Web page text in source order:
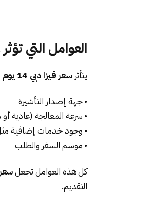
العوامل التي تؤثر
يتأثرسعر فيزا دبي 14 يوم
• جهة إصدار التأشيرة
• سرعة المعالجة (عادية
• وجود خدمات إضافية
• موسم السفر والطلب
كل هذه العوامل تجعلسعر
التقديم.